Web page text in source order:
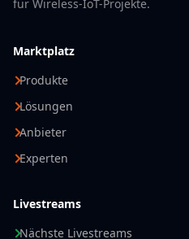
Marktplatz
Produkte
Anbieter